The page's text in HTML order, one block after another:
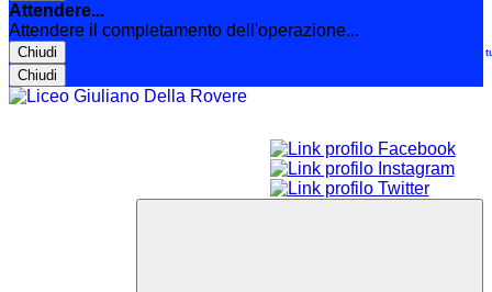
Attendere...
Attendere il completamento dell'operazione...
Chiudi
Chiudi
Le